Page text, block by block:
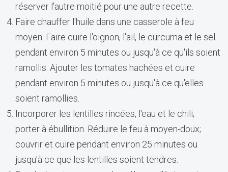
réserver l'autre moitié pour une autre recette.
Faire chauffer l'huile dans une casserole à feu
moyen. Faire cuire l'oignon, l'ail, le curcuma et le sel
pendant environ 5 minutes ou jusqu'à ce qu'ils soient
ramollis. Ajouter les tomates hachées et cuire
pendant environ 5 minutes ou jusqu'à ce qu'elles
soient ramollies.
Incorporer les lentilles rincées, l'eau et le chili;
porter à ébullition. Réduire le feu à moyen-doux;
couvrir et cuire pendant environ 25 minutes ou
jusqu'à ce que les lentilles soient tendres.